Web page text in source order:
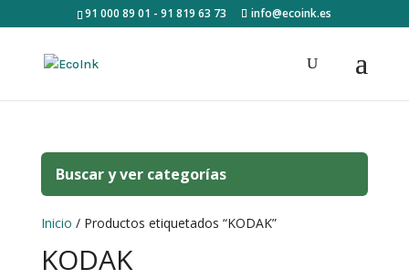
91 000 89 01 - 91 819 63 73 info@ecoink.es
Buscar y ver categorías
Inicio / Productos etiquetados “KODAK”
KODAK